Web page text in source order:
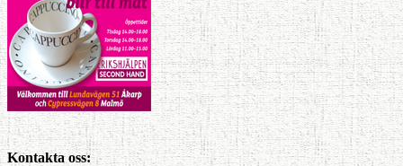
Kontakta oss: